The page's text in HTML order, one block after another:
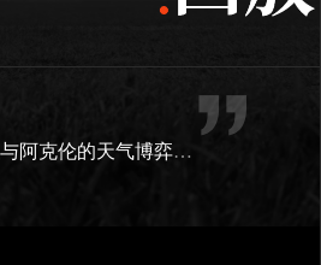
高原变量：瓜达拉哈拉与阿克伦的天气博弈如何重塑2026世界杯战术逻辑